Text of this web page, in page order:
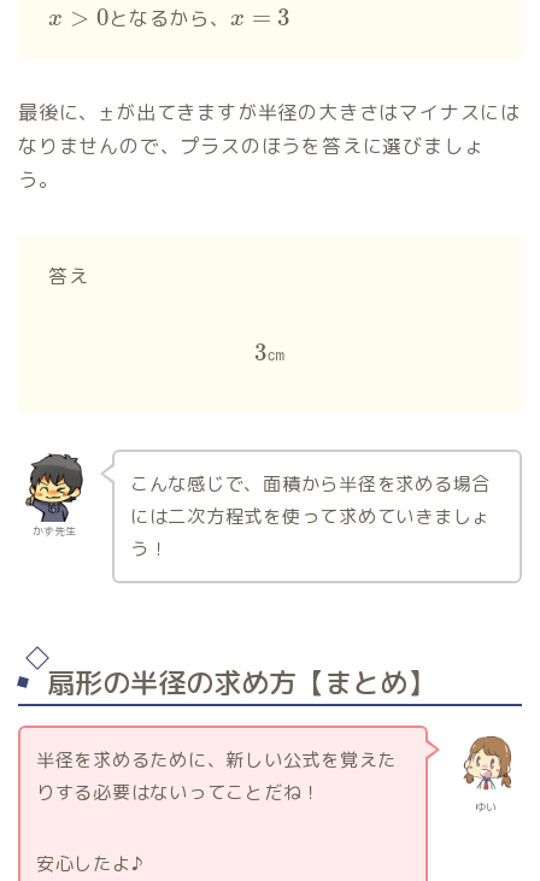
x > 0となるから、 x = 3
最後に、±が出てきますが半径の大きさはマイナスには
なりませんので、プラスのほうを答えに選びましょ
う。
答え
3㎝
かず先生
こんな感じで、面積から半径を求める場合
には二次方程式を使って求めていきましょ
う！
扇形の半径の求め方【まとめ】
ゆい
半径を求めるために、新しい公式を覚えた
りする必要はないってことだね！
安心したよ♪